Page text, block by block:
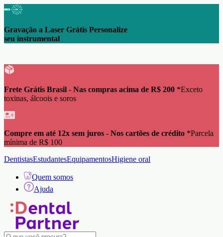
Gravação a Laser Grátis Personalize
seu instrumental
Frete Grátis Brasil - Nas compras acima de R$ 200 *Exceto
toxinas, álcoois e soros
Compre em até 12x sem juros - Nos cartões de crédito *Parcela
mínima de R$ 100
DentistasEstudantesEquipamentosHigiene oral
Quem somos
Ajuda